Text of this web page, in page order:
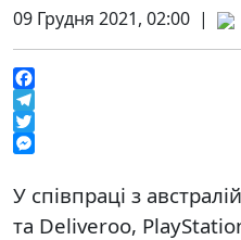
09 Грудня 2021, 02:00 |
Facebook
Telegram
Twitter
У співпраці з
та Deliveroo,